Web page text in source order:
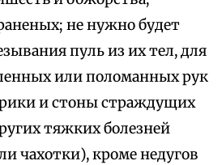
не нужно будет
пуль из их тел, для
или поломанных рук
и стоны страждущих
тяжких болезней
чахотки), кроме недугов